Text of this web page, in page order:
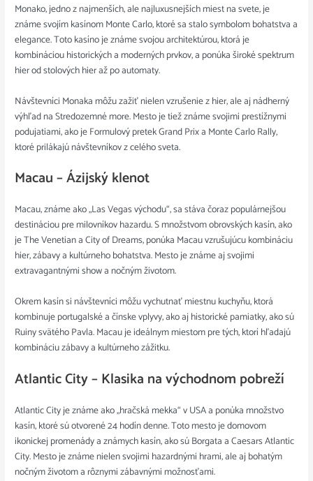
Monako, jedno z najmenších, ale najluxusnejších miest na svete, je
známe svojím kasínom Monte Carlo, ktoré sa stalo symbolom bohatstva a
elegance. Toto kasíno je známe svojou architektúrou, ktorá je
kombináciou historických a moderných prvkov, a ponúka široké spektrum
hier od stolových hier až po automaty.
Návštevníci Monaka môžu zažiť nielen vzrušenie z hier, ale aj nádherný
výhľad na Stredozemné more. Mesto je tiež známe svojimi prestížnymi
podujatiami, ako je Formulový pretek Grand Prix a Monte Carlo Rally,
ktoré prilákajú návštevníkov z celého sveta.
Macau – Ázijský klenot
Macau, známe ako „Las Vegas východu“, sa stáva čoraz populárnejšou
destináciou pre milovníkov hazardu. S množstvom obrovských kasín, ako
je The Venetian a City of Dreams, ponúka Macau vzrušujúcu kombináciu
hier, zábavy a kultúrneho bohatstva. Mesto je známe aj svojimi
extravagantnými show a nočným životom.
Okrem kasín si návštevníci môžu vychutnať miestnu kuchyňu, ktorá
kombinuje portugalské a čínske vplyvy, ako aj historické pamiatky, ako sú
Ruiny svätého Pavla. Macau je ideálnym miestom pre tých, ktorí hľadajú
kombináciu zábavy a kultúrneho zážitku.
Atlantic City – Klasika na východnom pobreží
Atlantic City je známe ako „hračská mekka“ v USA a ponúka množstvo
kasín, ktoré sú otvorené 24 hodín denne. Toto mesto je domovom
ikonickej promenády a známych kasín, ako sú Borgata a Caesars Atlantic
City. Mesto je známe nielen svojimi hazardnými hrami, ale aj bohatým
nočným životom a rôznymi zábavnými možnosťami.